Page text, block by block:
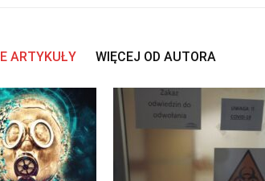
ARTYKUŁY WIĘCEJ OD AUTORA